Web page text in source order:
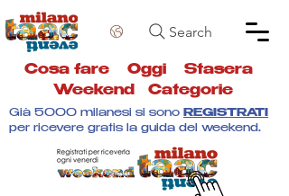
Search
Cosa fare Oggi Stasera
Weekend
Categorie
Già 5000 milanesi si sono REGISTRATI
per ricevere gratis la guida del weekend.